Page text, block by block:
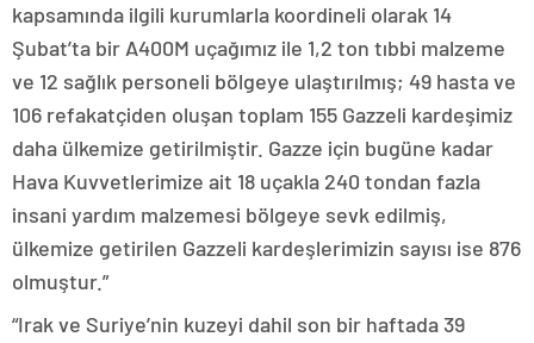
kapsamında ilgili kurumlarla koordineli olarak 14
Şubat’ta bir A400M uçağımız ile 1,2 ton tıbbi malzeme
ve 12 sağlık personeli bölgeye ulaştırılmış; 49 hasta ve
106 refakatçiden oluşan toplam 155 Gazzeli kardeşimiz
daha ülkemize getirilmiştir. Gazze için bugüne kadar
Hava Kuvvetlerimize ait 18 uçakla 240 tondan fazla
insani yardım malzemesi bölgeye sevk edilmiş,
ülkemize getirilen Gazzeli kardeşlerimizin sayısı ise 876
olmuştur.”
“Irak ve Suriye’nin kuzeyi dahil son bir haftada 39